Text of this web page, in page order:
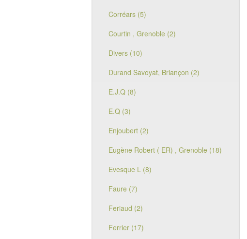
Corréars (5)
Courtin , Grenoble (2)
Divers (10)
Durand Savoyat, Briançon (2)
E.J.Q (8)
E.Q (3)
Enjoubert (2)
Eugène Robert ( ER) , Grenoble (18)
Evesque L (8)
Faure (7)
Feriaud (2)
Ferrier (17)